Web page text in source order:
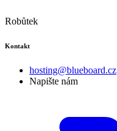
Robůtek
Kontakt
hosting@blueboard.cz
Napište nám